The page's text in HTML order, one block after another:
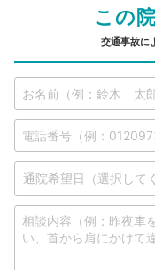
この
交通事故に